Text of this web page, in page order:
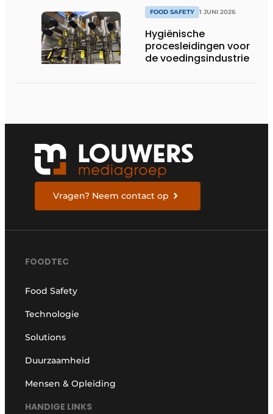
FOOD SAFETY 1 JUNI 2026
Hygiënische
procesleidingen voor
de voedingsindustrie
Vragen? Neem contact op
FOODTEC
Food Safety
Technologie
Solutions
Duurzaamheid
Mensen & Opleiding
HANDIGE LINKS